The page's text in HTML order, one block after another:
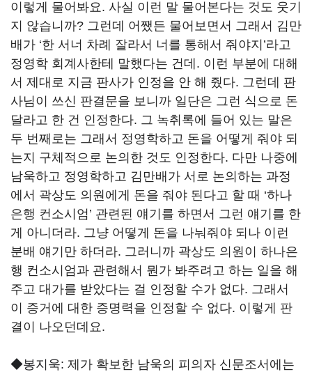
이렇게 물어봐요. 사실 이런 말 물어본다는 것도 웃기
지 않습니까? 그런데 어쨌든 물어보면서 그래서 김만
배가 ‘한 서너 차례 잘라서 너를 통해서 줘야지’라고
정영학 회계사한테 말했다는 건데. 이런 부분에 대해
서 제대로 지금 판사가 인정을 안 해 줬다. 그런데 판
사님이 쓰신 판결문을 보니까 일단은 그런 식으로 돈
달라고 한 건 인정한다. 그 녹취록에 들어 있는 말은
두 번째로는 그래서 정영학하고 돈을 어떻게 줘야 되
는지 구체적으로 논의한 것도 인정한다. 다만 나중에
남욱하고 정영학하고 김만배가 서로 논의하는 과정
에서 곽상도 의원에게 돈을 줘야 된다고 할 때 ‘하나
은행 컨소시엄’ 관련된 얘기를 하면서 그런 얘기를 한
게 아니더라. 그냥 어떻게 돈을 나눠줘야 되나 이런
분배 얘기만 하더라. 그러니까 곽상도 의원이 하나은
행 컨소시엄과 관련해서 뭔가 봐주려고 하는 일을 해
주고 대가를 받았다는 걸 인정할 수가 없다. 그래서
이 증거에 대한 증명력을 인정할 수 없다. 이렇게 판
결이 나오던데요.
◆봉지욱: 제가 확보한 남욱의 피의자 신문조서에는